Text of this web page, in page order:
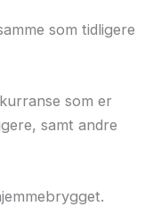
som tidligere
som er
samt andre